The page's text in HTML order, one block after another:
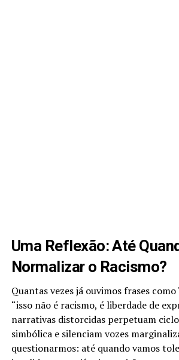
Uma Reflexão: Até
Normalizar o Racismo?
Quantas vezes já ouvimos frases como
“isso não é racismo, é liberdade de
narrativas distorcidas perpetuam
simbólica e silenciam vozes
questionarmos: até quando vamos